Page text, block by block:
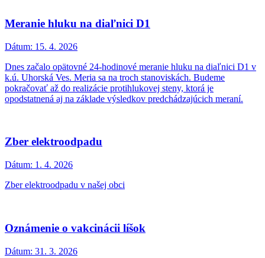
Meranie hluku na diaľnici D1
Dátum: 15. 4. 2026
Dnes začalo opätovné 24-hodinové meranie hluku na diaľnici D1 v
k.ú. Uhorská Ves. Meria sa na troch stanoviskách. Budeme
pokračovať až do realizácie protihlukovej steny, ktorá je
opodstatnená aj na základe výsledkov predchádzajúcich meraní.
Zber elektroodpadu
Dátum: 1. 4. 2026
Zber elektroodpadu v našej obci
Oznámenie o vakcinácii líšok
Dátum: 31. 3. 2026